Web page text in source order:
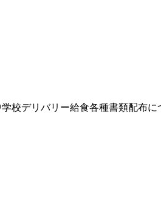
校デリバリー給食各種書類配布